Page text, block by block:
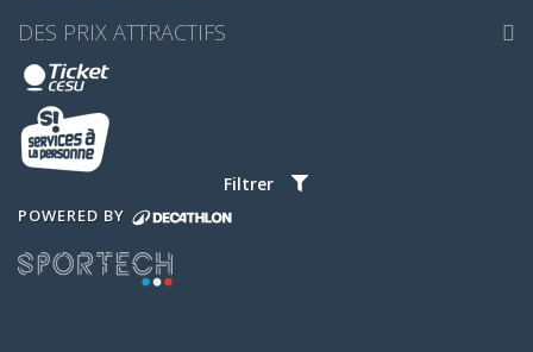
Filtrer
DES PRIX ATTRACTIFS
POWERED BY